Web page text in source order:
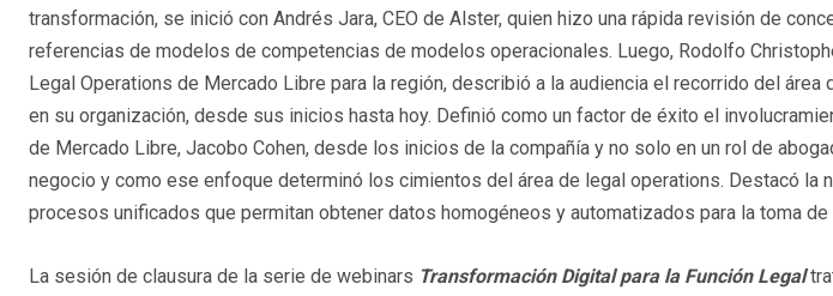
transformación, se inició con Andrés Jara, CEO de Alster, quien hizo una rápida revisión de
referencias de modelos de competencias de modelos operacionales. Luego, Rodolfo
Legal Operations de Mercado Libre para la región, describió a la audiencia el recorrido del área
en su organización, desde sus inicios hasta hoy. Definió como un factor de éxito el
de Mercado Libre, Jacobo Cohen, desde los inicios de la compañía y no solo en un rol de
negocio y como ese enfoque determinó los cimientos del área de legal operations. Destacó la
procesos unificados que permitan obtener datos homogéneos y automatizados para la toma
La sesión de clausura de la serie de webinars Transformación Digital para la Función Legal